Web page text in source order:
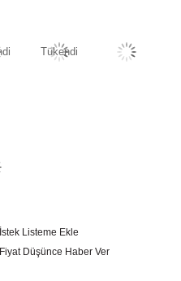
Tükendi
İstek Listeme Ekle
Fiyat Düşünce Haber Ver